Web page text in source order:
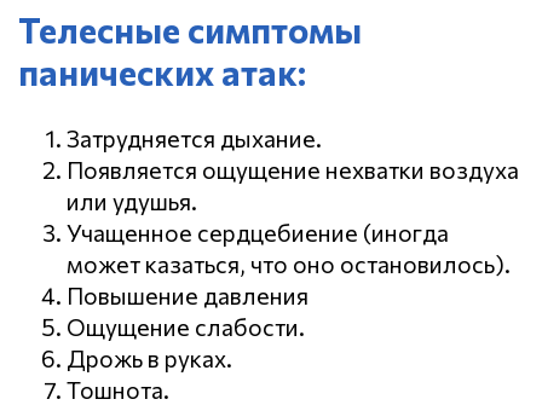
Телесные симптомы
панических атак:
Затрудняется дыхание.
Появляется ощущение нехватки воздуха
или удушья.
Учащенное сердцебиение (иногда
может казаться, что оно остановилось).
Повышение давления
Ощущение слабости.
Дрожь в руках.
Тошнота.